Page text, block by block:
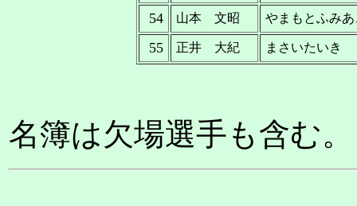
54 山本 文昭 やまもとふみあ
55 正井 大紀 まさいたいき
名簿は欠場選手も含む